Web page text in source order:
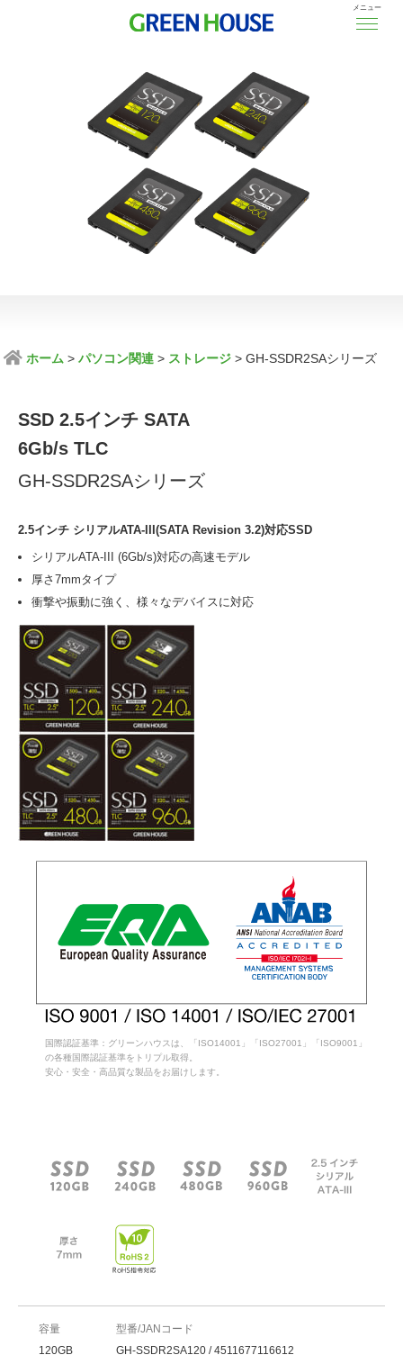
メニュー
ホーム パソコン関連 ストレージ GH-SSDR2SAシリーズ
SSD 2.5インチ SATA
6Gb/s TLC
GH-SSDR2SAシリーズ
2.5インチ シリアルATA-III(SATA Revision 3.2)対応SSD
シリアルATA-III (6Gb/s)対応の高速モデル
厚さ7mmタイプ
衝撃や振動に強く、様々なデバイスに対応
国際認証基準：グリーンハウスは、「ISO14001」「ISO27001」「ISO9001」
の各種国際認証基準をトリプル取得。
安心・安全・高品質な製品をお届けします。
容量
型番/JANコード
120GB
GH-SSDR2SA120 / 4511677116612